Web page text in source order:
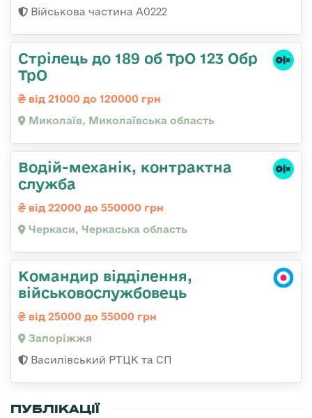
Військова частина А0222
Стрілець до 189 об ТрО 123 Обр
ТрО
від 21000 до 120000 грн
Миколаїв, Миколаївська область
Водій-механік, контрактна
служба
від 22000 до 550000 грн
Черкаси, Черкаська область
Командир відділення,
військовослужбовець
від 25000 до 55000 грн
Запоріжжя
Василівський РТЦК та СП
ПУБЛІКАЦІЇ